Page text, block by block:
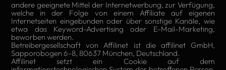
andere geeignete Mittel der Internetwerbung, zur Verfügung,
welche in der Folge von einem Affiliate auf eigenen
Internetseiten eingebunden oder über sonstige Kanäle, wie
etwa das Keyword-Advertising oder E-Mail-Marketing,
beworben werden.
Betreibergesellschaft von Affilinet ist die affilinet GmbH,
Sapporobogen 6-8, 80637 München, Deutschland.
Affilinet setzt ein Cookie auf dem